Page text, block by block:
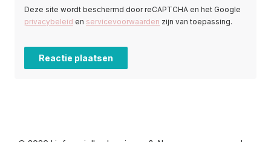
Deze site wordt beschermd door reCAPTCHA en het Google
privacybeleid en servicevoorwaarden zijn van toepassing.